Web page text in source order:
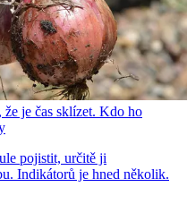
je čas sklízet. Kdo ho
pojistit, určitě ji
Indikátorů je hned několik.